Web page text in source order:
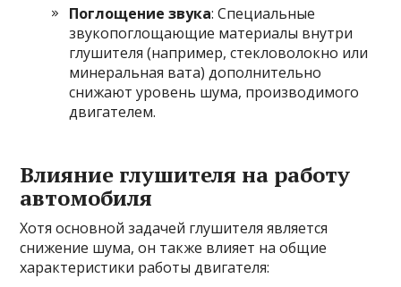
Поглощение звука: Специальные
звукопоглощающие материалы внутри
глушителя (например, стекловолокно или
минеральная вата) дополнительно
снижают уровень шума, производимого
двигателем.
Влияние глушителя на работу
автомобиля
Хотя основной задачей глушителя является
снижение шума, он также влияет на общие
характеристики работы двигателя: